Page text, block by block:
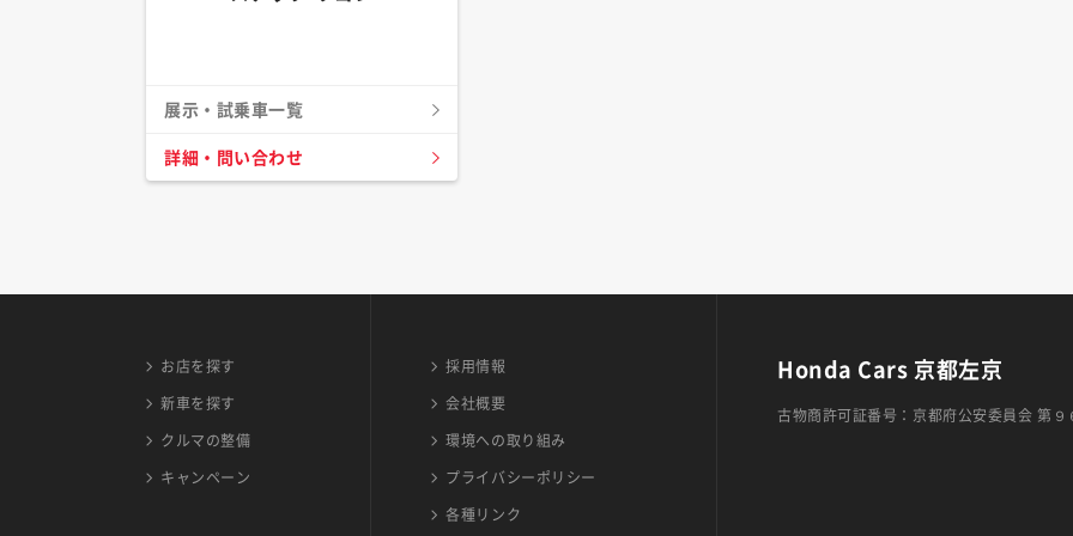
展示・試乗車一覧
詳細・問い合わせ
お店を探す
新車を探す
クルマの整備
キャンペーン
採用情報
会社概要
環境への取り組み
プライバシーポリシー
各種リンク
Honda Cars 京都左京
古物商許可証番号：京都府公安委員会 第９